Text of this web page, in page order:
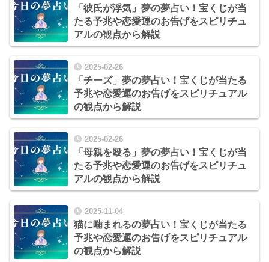
「彼氏が浮気」夢の夢占い！宝くじが当
たる予兆や恋愛運のお告げをスピリチュ
アルの観点から解説
2025-02-26
「チーズ」夢の夢占い！宝くじが当たる
予兆や恋愛運のお告げをスピリチュアル
の観点から解説
2025-02-26
「母親を殴る」夢の夢占い！宝くじが当
たる予兆や恋愛運のお告げをスピリチュ
アルの観点から解説
2025-11-04
猫に噛まれるの夢占い！宝くじが当たる
予兆や恋愛運のお告げをスピリチュアル
の観点から解説